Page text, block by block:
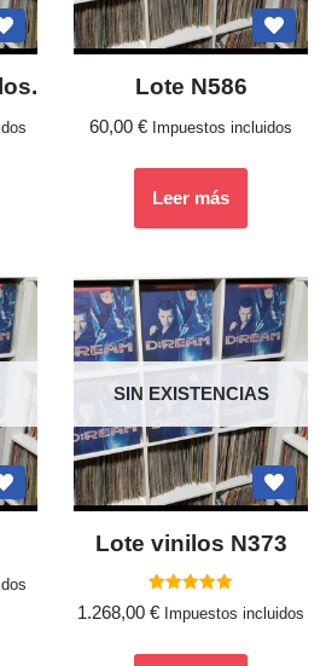
Lote N586
60,00 € Impuestos incluidos
Leer más
SIN EXISTENCIAS
Lote vinilos N373
Valorado
con
1.268,00 € Impuestos incluidos